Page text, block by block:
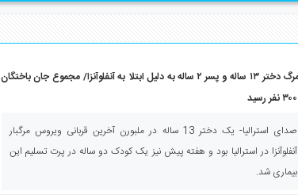
مرگ دختر ۱۳ ساله و پسر ۲ ساله به دلیل ابتلا به آنفلوآنزا/ مجموع جان باختگان
صدای استرالیا- یک دختر 13 ساله در ملبورن آخرین قربانی ویروس مرگبار
آنفلوآنزا در استرالیا بود و هفته پیش نیز یک کودک دو ساله در پرت تسلیم این
بیماری شد.